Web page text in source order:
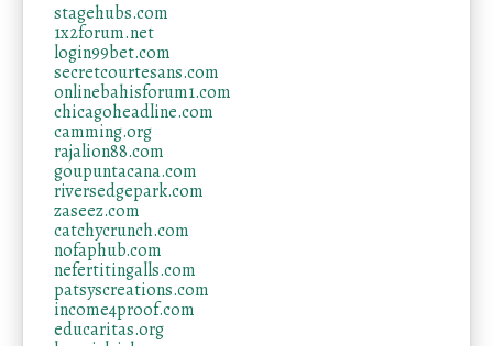
stagehubs.com
1x2forum.net
login99bet.com
secretcourtesans.com
onlinebahisforum1.com
chicagoheadline.com
camming.org
rajalion88.com
goupuntacana.com
riversedgepark.com
zaseez.com
catchycrunch.com
nofaphub.com
nefertitingalls.com
patsyscreations.com
income4proof.com
educaritas.org